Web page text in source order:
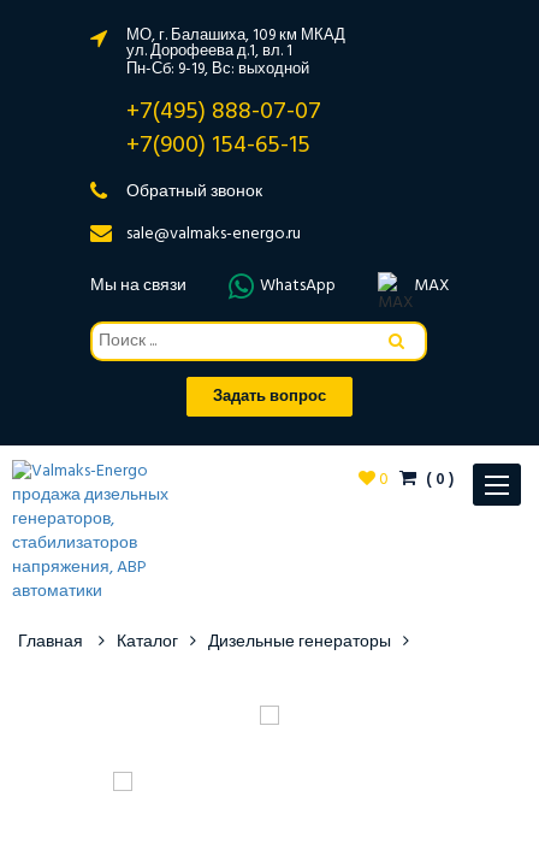
МО, г. Балашиха, 109 км МКАД
ул. Дорофеева д.1, вл. 1
Пн-Сб: 9-19, Вс: выходной
+7(495) 888-07-07
+7(900) 154-65-15
Обратный звонок
sale@valmaks-energo.ru
Мы на связи
WhatsApp MAX
Задать вопрос
Toggle
0 (0)
Главная Каталог Дизельные генераторы